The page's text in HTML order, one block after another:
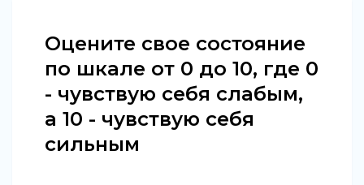
Оцените свое состояние
по шкале от 0 до 10, где 0
- чувствую себя слабым,
а 10 - чувствую себя
сильным